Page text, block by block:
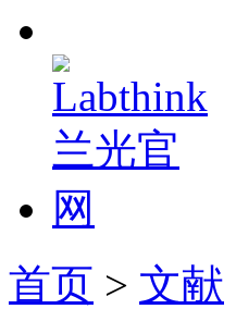
首页 > 文献